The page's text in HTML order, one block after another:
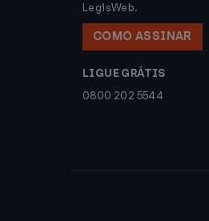
LegisWeb.
COMO ASSINAR
LIGUE GRÁTIS
0800 202 5544